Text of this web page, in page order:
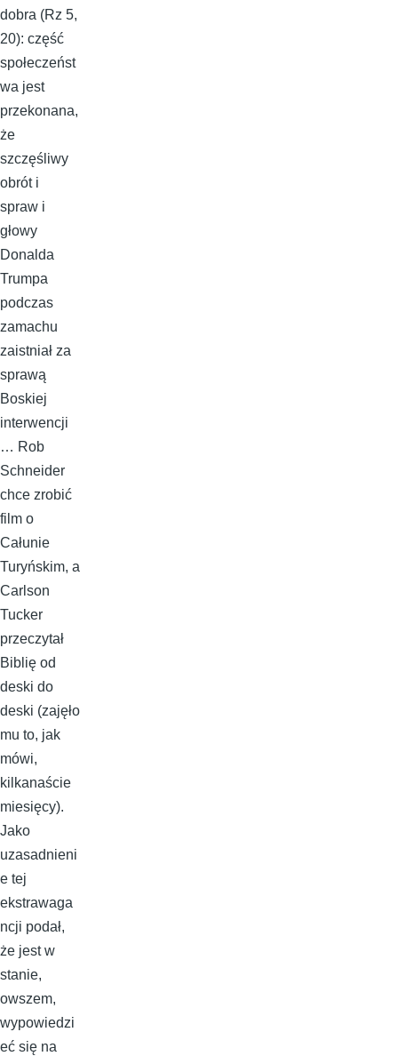
dobra (Rz 5,
20): część
społeczeńst
wa jest
przekonana,
że
szczęśliwy
obrót i
spraw i
głowy
Donalda
Trumpa
podczas
zamachu
zaistniał za
sprawą
Boskiej
interwencji
… Rob
Schneider
chce zrobić
film o
Całunie
Turyńskim, a
Carlson
Tucker
przeczytał
Biblię od
deski do
deski (zajęło
mu to, jak
mówi,
kilkanaście
miesięcy).
Jako
uzasadnieni
e tej
ekstrawaga
ncji podał,
że jest w
stanie,
owszem,
wypowiedzi
eć się na